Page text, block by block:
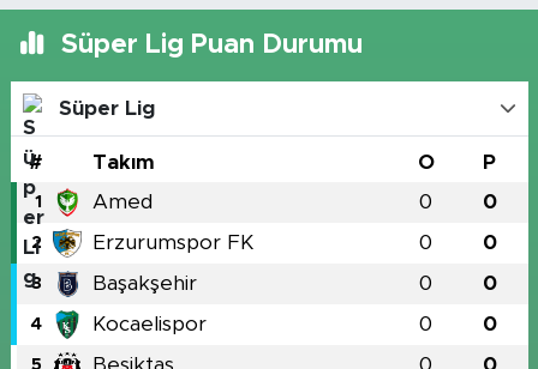
Süper Lig Puan Durumu
Süper Lig
# Takım O P
1 Amed 0 0
2 Erzurumspor FK 0 0
3 Başakşehir 0 0
4 Kocaelispor 0 0
5 Beşiktaş 0 0